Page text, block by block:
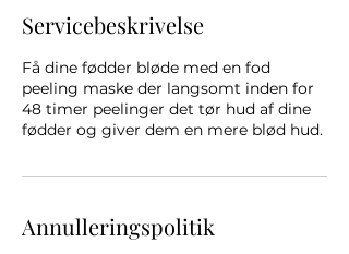
Servicebeskrivelse
Få dine fødder bløde med en fod
peeling maske der langsomt inden for
48 timer peelinger det tør hud af dine
fødder og giver dem en mere blød hud.
Annulleringspolitik